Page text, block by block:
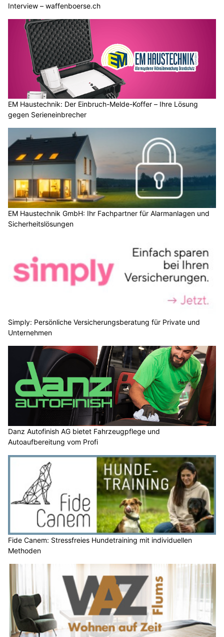
Interview – waffenboerse.ch
EM Haustechnik: Der Einbruch-Melde-Koffer – Ihre Lösung
gegen Serieneinbrecher
EM Haustechnik GmbH: Ihr Fachpartner für Alarmanlagen und
Sicherheitslösungen
Simply: Persönliche Versicherungsberatung für Private und
Unternehmen
Danz Autofinish AG bietet Fahrzeugpflege und
Autoaufbereitung vom Profi
Fide Canem: Stressfreies Hundetraining mit individuellen
Methoden